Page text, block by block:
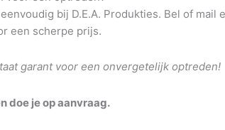
bij D.E.A. Produkties. Bel of mail
een scherpe prijs.
garant voor een onvergetelijk optreden!
doe je op aanvraag.